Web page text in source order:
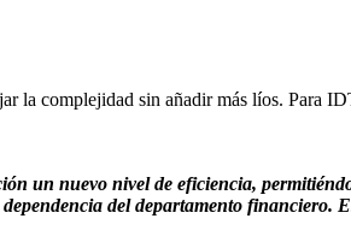
la complejidad sin añadir más líos.
un nuevo nivel de eficiencia,
del departamento financiero.